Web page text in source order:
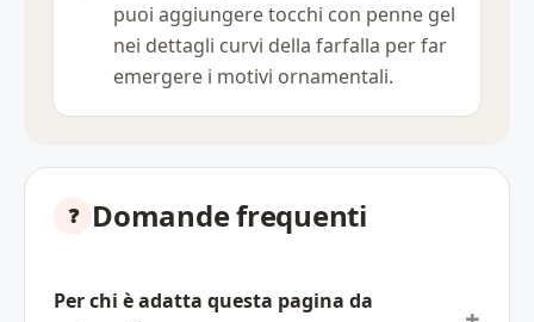
puoi aggiungere tocchi con penne gel
nei dettagli curvi della farfalla per far
emergere i motivi ornamentali.
Domande frequenti
Per chi è adatta questa pagina da